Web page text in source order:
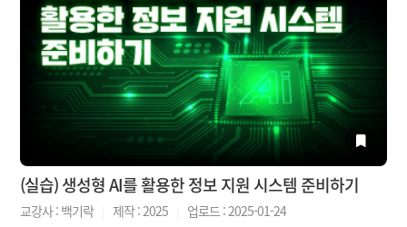
(실습) 생성형 AI를 활용한 정보 지원 시스템 준비하기
교강사 : 백기락 제작 : 2025
업로드 : 2025-01-24